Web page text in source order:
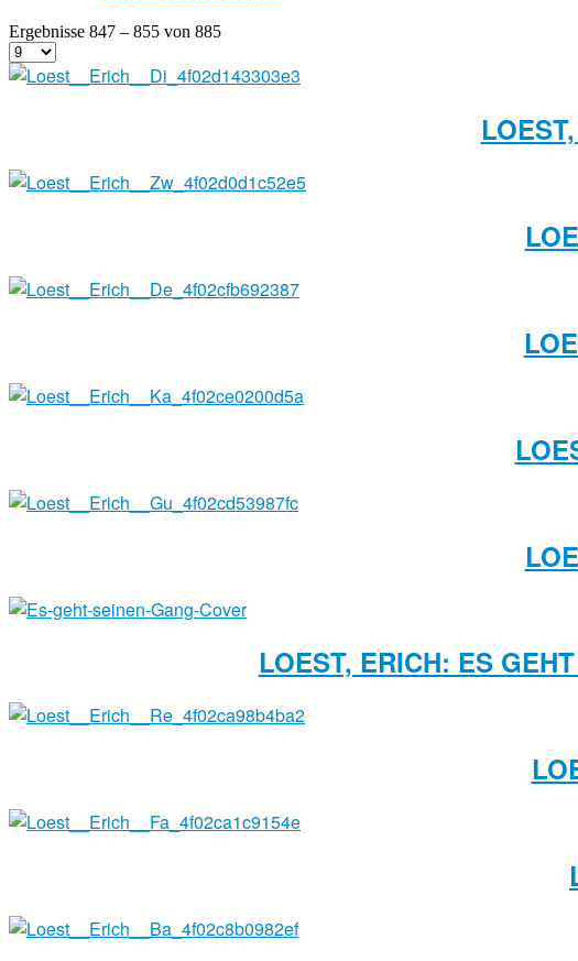
Ergebnisse 847 – 855 von 885
LOEST, ERICH: ES